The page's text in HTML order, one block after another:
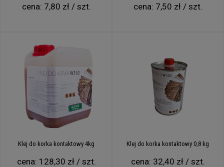
cena: 7,80 zł / szt. cena: 7,50 zł / szt.
Klej do korka kontaktowy 4kg
cena: 128,30 zł / szt.
Klej do korka kontaktowy 0,8 kg
cena: 32,40 zł / szt.